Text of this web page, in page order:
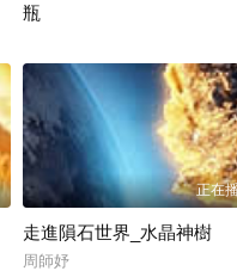
瓶
正在
走進隕石世界_水晶神樹
周師妤